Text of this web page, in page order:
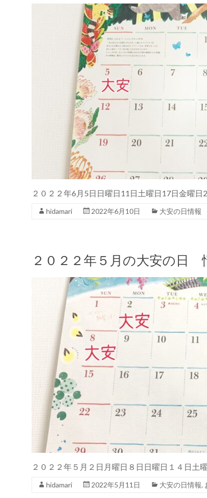
２０２２年6月5日日曜日11日土曜日17日金曜
hidamari 2022年6月10日 大安の日情報
２０２２年５月の大安の日
２０２２年５月２日月曜日８日日曜日１４日土
hidamari 2022年5月11日 大安の日情報,